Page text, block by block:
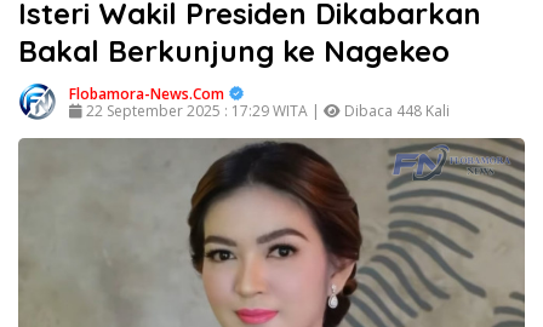
Isteri Wakil Presiden Dikabarkan
Bakal Berkunjung ke Nagekeo
Flobamora-News.Com
22 September 2025 : 17:29 WITA |
Dibaca 448 Kali